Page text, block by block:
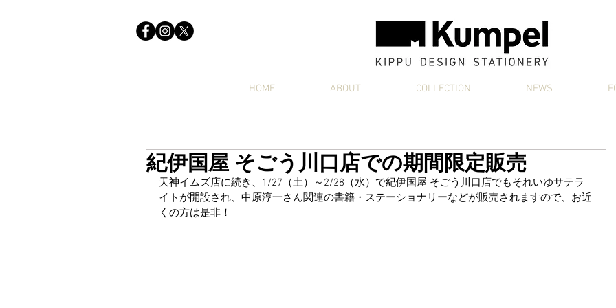
HOME ABOUT COLLECTION NEWS
紀伊国屋 そごう川口店での期間限定販売
天神イムズ店に続き、1/27（土）～2/28（水）で紀伊国屋 そごう川口店でもそれいゆサテラ
イトが開設され、中原淳一さん関連の書籍・ステーショナリーなどが販売されますので、お近
くの方は是非！